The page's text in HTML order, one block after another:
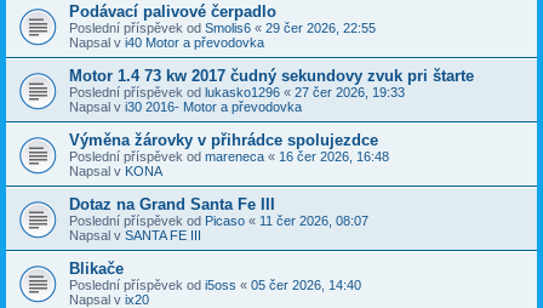
Podávací palivové čerpadlo
Poslední příspěvek od Smolis6 « 29 čer 2026, 22:55
Napsal v i40 Motor a převodovka
Motor 1.4 73 kw 2017 čudný sekundovy zvuk pri štarte
Poslední příspěvek od lukasko1296 « 27 čer 2026, 19:33
Napsal v i30 2016- Motor a převodovka
Výměna žárovky v přihrádce spolujezdce
Poslední příspěvek od mareneca « 16 čer 2026, 16:48
Napsal v KONA
Dotaz na Grand Santa Fe III
Poslední příspěvek od Picaso « 11 čer 2026, 08:07
Napsal v SANTA FE III
Blikače
Poslední příspěvek od i5oss « 05 čer 2026, 14:40
Napsal v ix20